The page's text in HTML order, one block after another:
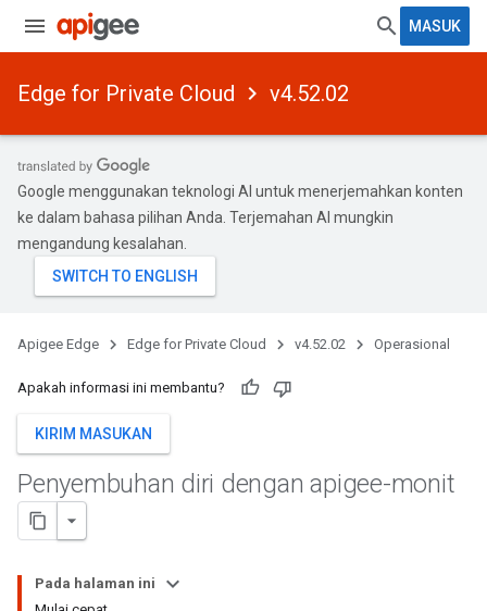
MASUK
Edge for Private Cloud v4.52.02
Google menggunakan teknologi AI untuk menerjemahkan konten
ke dalam bahasa pilihan Anda. Terjemahan AI mungkin
mengandung kesalahan.
Apigee Edge Edge for Private Cloud v4.52.02 Operasional
Apakah informasi ini membantu?
KIRIM MASUKAN
Penyembuhan diri dengan apigee-monit
Pada halaman ini